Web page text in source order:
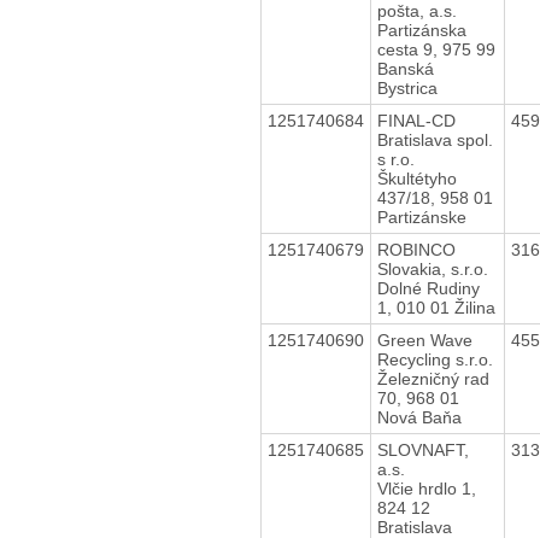
pošta, a.s.
Partizánska
cesta 9, 975 99
Banská
Bystrica
1251740684
FINAL-CD
Bratislava spol.
s r.o.
Škultétyho
437/18, 958 01
Partizánske
1251740679
ROBINCO
Slovakia, s.r.o.
Dolné Rudiny
1, 010 01 Žilina
1251740690
Green Wave
Recycling s.r.o.
Železničný rad
70, 968 01
Nová Baňa
1251740685
SLOVNAFT,
a.s.
Vlčie hrdlo 1,
824 12
Bratislava